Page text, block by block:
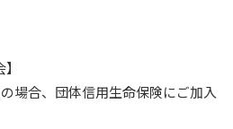
場合、団体信用生命保険にご加入